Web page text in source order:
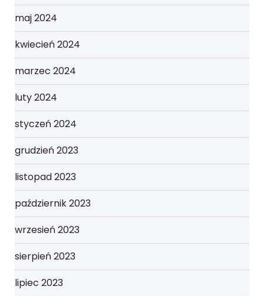
maj 2024
kwiecień 2024
marzec 2024
luty 2024
styczeń 2024
grudzień 2023
listopad 2023
październik 2023
wrzesień 2023
sierpień 2023
lipiec 2023